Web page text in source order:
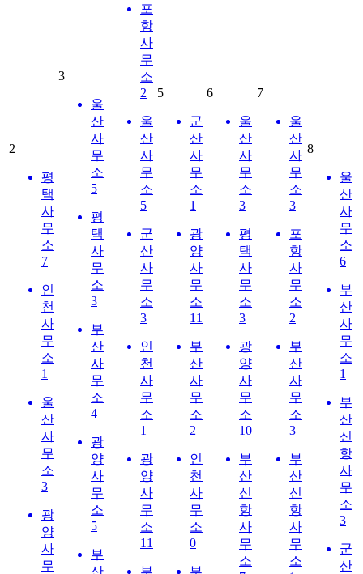
2
평
택
사
무
소
7
인
천
사
무
소
1
울
산
사
무
소
3
광
양
사
무
3
울
산
사
무
소
5
평
택
사
무
소
3
부
산
사
무
소
4
광
양
사
무
소
5
부
산
포
항
사
무
소
2
울
산
사
무
소
5
군
산
사
무
소
3
인
천
사
무
소
1
광
양
사
무
소
11
부
5
군
산
사
무
소
1
광
양
사
무
소
11
부
산
사
무
소
2
인
천
사
무
소
0
부
6
울
산
사
무
소
3
평
택
사
무
소
3
광
양
사
무
소
10
부
산
신
항
사
무
소
7
울
산
사
무
소
3
포
항
사
무
소
2
부
산
사
무
소
3
부
산
신
항
사
무
소
8
울
산
사
무
소
6
부
산
사
무
소
1
부
산
신
항
사
무
소
3
군
산